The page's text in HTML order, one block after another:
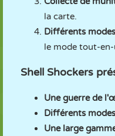
la carte.
Différents
le mode tout-en-
Shell Shockers
Une guerre de
Différents
Une large